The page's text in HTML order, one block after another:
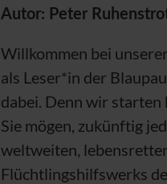
Autor: Peter
Willkommen bei
als Leser*in der
dabei. Denn wir starten
Sie mögen, zukünftig
weltweiten,
Flüchtlingshilfswerks